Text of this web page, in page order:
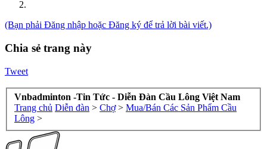
(Bạn phải Đăng nhập hoặc Đăng ký để trả lời bài viết.)
Chia sẻ trang này
Tweet
Vnbadminton -Tin Tức - Diễn Đàn Cầu Lông Việt Nam
Trang chủ Diễn đàn > Chợ > Mua/Bán Các Sản Phẩm Cầu
Lông >